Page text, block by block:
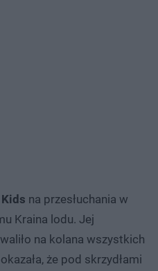
na przesłuchania w
Kraina lodu. Jej
na kolana wszystkich
że pod skrzydłami